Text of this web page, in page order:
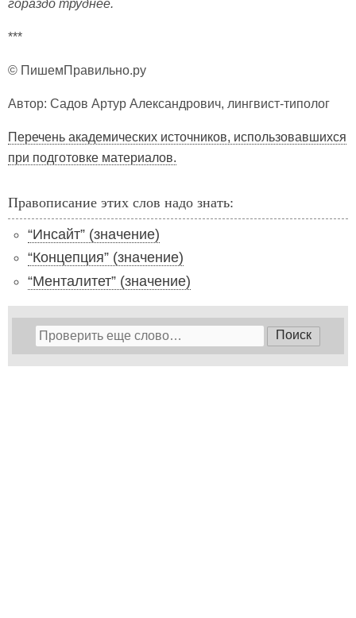
гораздо труднее.
***
© ПишемПравильно.ру
Автор: Садов Артур Александрович, лингвист-типолог
Перечень академических источников, использовавшихся
при подготовке материалов.
Правописание этих слов надо знать:
“Инсайт” (значение)
“Концепция” (значение)
“Менталитет” (значение)